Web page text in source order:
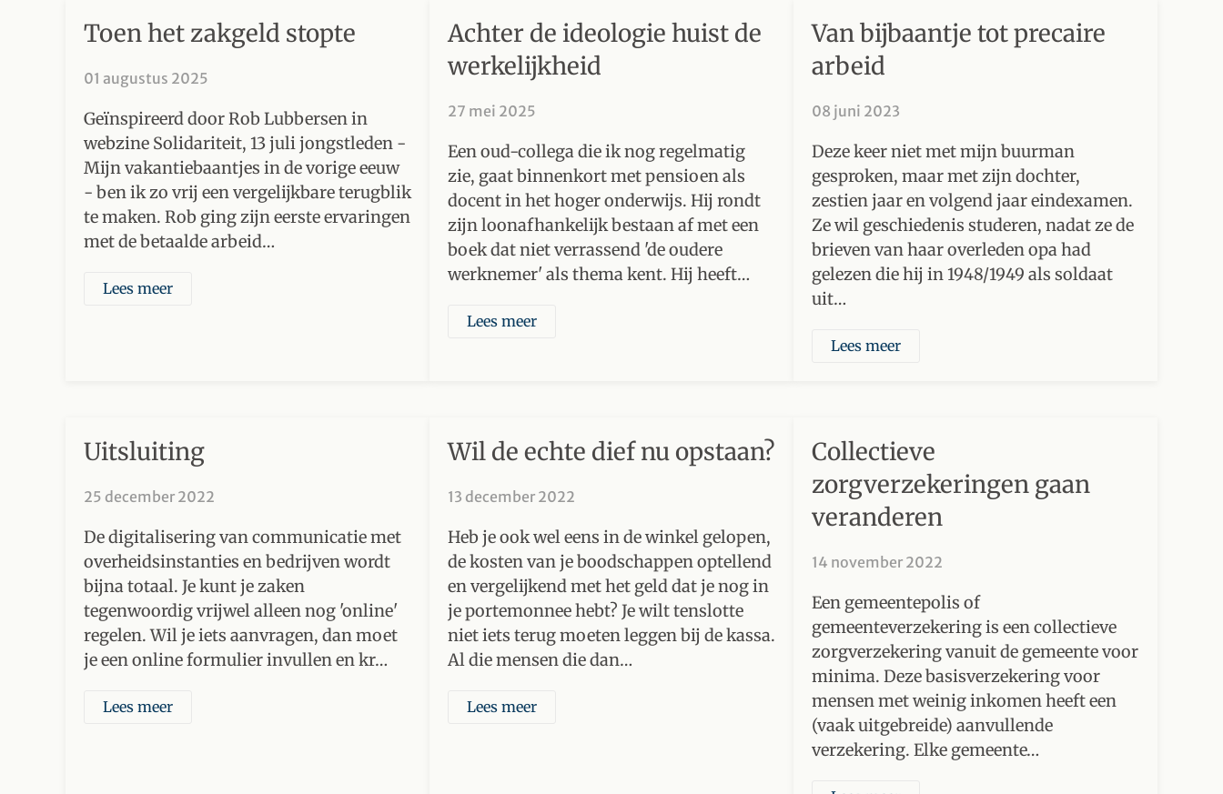
Toen het zakgeld stopte
01 augustus 2025
Geïnspireerd door Rob Lubbersen in
webzine Solidariteit, 13 juli jongstleden -
Mijn vakantiebaantjes in de vorige eeuw
- ben ik zo vrij een vergelijkbare terugblik
te maken. Rob ging zijn eerste ervaringen
met de betaalde arbeid…
Lees meer
Achter de ideologie huist de
werkelijkheid
27 mei 2025
Een oud-collega die ik nog regelmatig
zie, gaat binnenkort met pensioen als
docent in het hoger onderwijs. Hij rondt
zijn loonafhankelijk bestaan af met een
boek dat niet verrassend 'de oudere
werknemer' als thema kent. Hij heeft…
Lees meer
Van bijbaantje tot precaire
arbeid
08 juni 2023
Deze keer niet met mijn buurman
gesproken, maar met zijn dochter,
zestien jaar en volgend jaar eindexamen.
Ze wil geschiedenis studeren, nadat ze de
brieven van haar overleden opa had
gelezen die hij in 1948/1949 als soldaat
uit…
Lees meer
Uitsluiting
25 december 2022
De digitalisering van communicatie met
overheidsinstanties en bedrijven wordt
bijna totaal. Je kunt je zaken
tegenwoordig vrijwel alleen nog 'online'
regelen. Wil je iets aanvragen, dan moet
je een online formulier invullen en kr…
Lees meer
Wil de echte dief nu opstaan?
13 december 2022
Heb je ook wel eens in de winkel gelopen,
de kosten van je boodschappen optellend
en vergelijkend met het geld dat je nog in
je portemonnee hebt? Je wilt tenslotte
niet iets terug moeten leggen bij de kassa.
Al die mensen die dan…
Lees meer
Collectieve
zorgverzekeringen gaan
veranderen
14 november 2022
Een gemeentepolis of
gemeenteverzekering is een collectieve
zorgverzekering vanuit de gemeente voor
minima. Deze basisverzekering voor
mensen met weinig inkomen heeft een
(vaak uitgebreide) aanvullende
verzekering. Elke gemeente…